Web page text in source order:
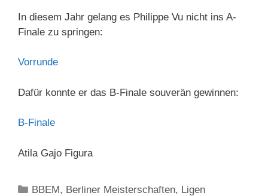
In diesem Jahr gelang es Philippe Vu nicht ins A-
Finale zu springen:
Vorrunde
Dafür konnte er das B-Finale souverän gewinnen:
B-Finale
Atila Gajo Figura
Kategorien
BBEM, Berliner Meisterschaften, Ligen